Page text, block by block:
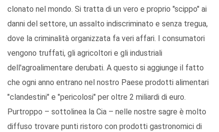
clonato nel mondo. Si tratta di un vero e proprio "scippo" ai
danni del settore, un assalto indiscriminato e senza tregua,
dove la criminalità organizzata fa veri affari. I consumatori
vengono truffati, gli agricoltori e gli industriali
dell'agroalimentare derubati. A questo si aggiunge il fatto
che ogni anno entrano nel nostro Paese prodotti alimentari
"clandestini" e "pericolosi" per oltre 2 miliardi di euro.
Purtroppo – sottolinea la Cia – nelle nostre sagre è molto
diffuso trovare punti ristoro con prodotti gastronomici di